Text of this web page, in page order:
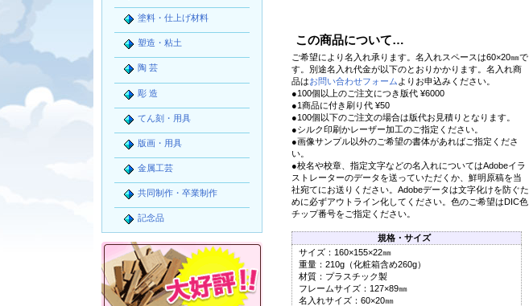
この商品について…
ご希望により名入れ承ります。名入れスペースは60×20㎜で
す。別途名入れ代金が以下のとおりかかります。名入れ商
品はお問い合わせフォーム よりお申込みください。
●100個以上のご注文につき版代 ¥6000
●1商品に付き刷り代 ¥50
●100個以下のご注文の場合は版代お見積りとなります。
●シルク印刷かレーザー加工のご指定ください。
●画像サンプル以外のご希望の書体があればご指定くださ
い。
●校名や校章、指定文字などの名入れについてはAdobeイラ
ストレーターのデータを送っていただくか、鮮明原稿を当
社宛てにお送りください。Adobeデータは文字化けを防ぐた
めに必ずアウトライン化してください。色のご希望はDIC色
チップ番号をご指定ください。
規格・サイズ
サイズ：160×155×22㎜
重量：210g（化粧箱含め260g）
材質：プラスチック製
フレームサイズ：127×89㎜
名入れサイズ：60×20㎜
塗料・仕上げ材料
塑造・粘土
陶 芸
彫 造
てん刻・用具
版画・用具
金属工芸
共同制作・卒業制作
記念品